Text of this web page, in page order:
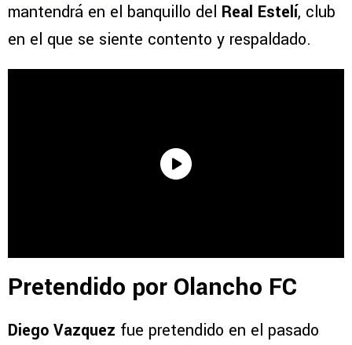
mantendrá en el banquillo del Real Estelí, club
en el que se siente contento y respaldado.
Pretendido por Olancho FC
Diego Vazquez fue pretendido en el pasado